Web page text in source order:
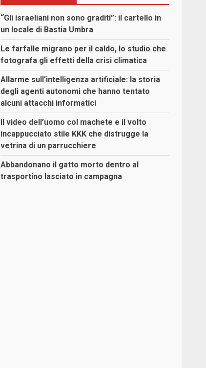
“Gli israeliani non sono graditi”: il cartello in
un locale di Bastia Umbra
Le farfalle migrano per il caldo, lo studio che
fotografa gli effetti della crisi climatica
Allarme sull’intelligenza artificiale: la storia
degli agenti autonomi che hanno tentato
alcuni attacchi informatici
Il video dell’uomo col machete e il volto
incappucciato stile KKK che distrugge la
vetrina di un parrucchiere
Abbandonano il gatto morto dentro al
trasportino lasciato in campagna